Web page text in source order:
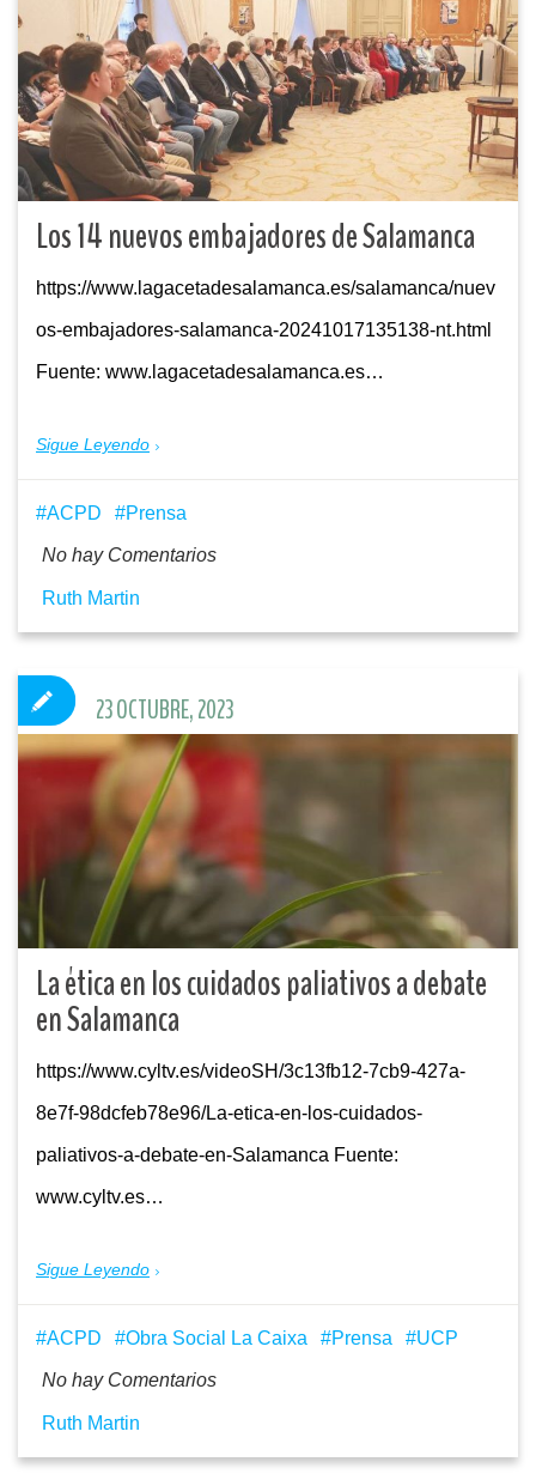
Los 14 nuevos embajadores de Salamanca
https://www.lagacetadesalamanca.es/salamanca/nuev
os-embajadores-salamanca-20241017135138-nt.html
Fuente: www.lagacetadesalamanca.es…
Sigue Leyendo
ACPD Prensa
No hay Comentarios
Ruth Martin
La ética en los cuidados paliativos a debate
en Salamanca
https://www.cyltv.es/videoSH/3c13fb12-7cb9-427a-
8e7f-98dcfeb78e96/La-etica-en-los-cuidados-
paliativos-a-debate-en-Salamanca Fuente:
www.cyltv.es…
Sigue Leyendo
23 OCTUBRE, 2023
ACPD Obra Social La Caixa Prensa UCP
No hay Comentarios
Ruth Martin